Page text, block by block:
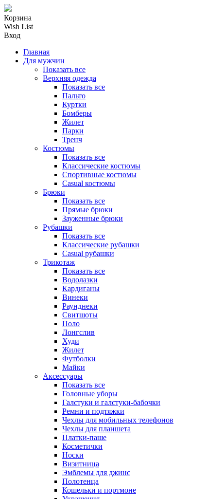
Корзина
Wish List
Вход
Главная
Для мужчин
Показать все
Верхняя одежда
Показать все
Пальто
Куртки
Бомберы
Жилет
Парки
Тренч
Костюмы
Показать все
Классические костюмы
Спортивные костюмы
Casual костюмы
Брюки
Показать все
Прямые брюки
Зауженные брюки
Рубашки
Показать все
Классические рубашки
Casual рубашки
Трикотаж
Показать все
Водолазки
Кардиганы
Винеки
Раунднеки
Свитшоты
Поло
Лонгслив
Худи
Жилет
Футболки
Майки
Аксессуары
Показать все
Головные уборы
Галстуки и галстуки-бабочки
Ремни и подтяжки
Чехлы для мобильных телефонов
Чехлы для планшета
Платки-паше
Косметички
Носки
Визитница
Эмблемы для джинс
Полотенца
Кошельки и портмоне